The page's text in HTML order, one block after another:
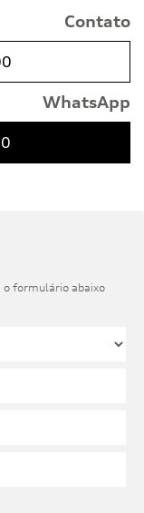
o formulário abaixo
Contato
WhatsApp